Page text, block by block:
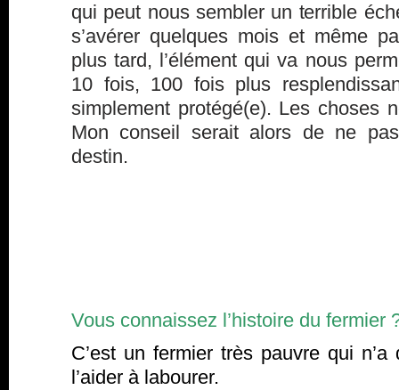
qui peut nous sembler un terrible
s’avérer quelques mois et même
plus tard, l’élément qui va nous
10 fois, 100 fois plus
simplement protégé(e). Les choses
Mon conseil serait alors de ne
destin.
Vous connaissez l’histoire du fermier
C’est un fermier très pauvre qui n’a
l’aider à labourer.